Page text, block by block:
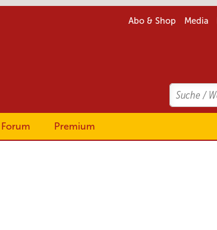
Abo & Shop Media
Search
Suchen
Forum Premium